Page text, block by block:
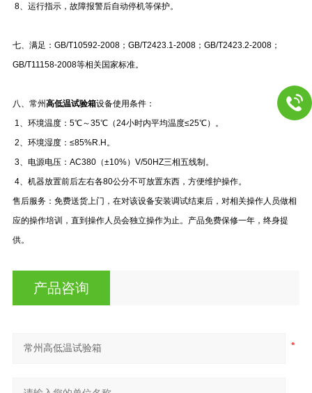
8、运行指示，故障报警后自动停机等保护。
七、 满足：GB/T10592-2008；GB/T2423.1-2008；GB/T2423.2-2008；
GB/T11158-2008等相关国家标准。
八、常州高低温试验箱设备使用条件：
1、环境温度：5℃～35℃（24小时内平均温度≤25℃）。
2、环境湿度：≤85%R.H。
3、电源电压：AC380（±10%）V/50HZ三相五线制。
4、机器放置前后左右各80公分不可放置东西，方便维护操作。
售后服务：免费送货上门，在对该设备安装调试结束后，对相关操作人员做相
应的操作培训，直到操作人员会独立操作为止。产品免费保修一年，终身提
供。
产品咨询